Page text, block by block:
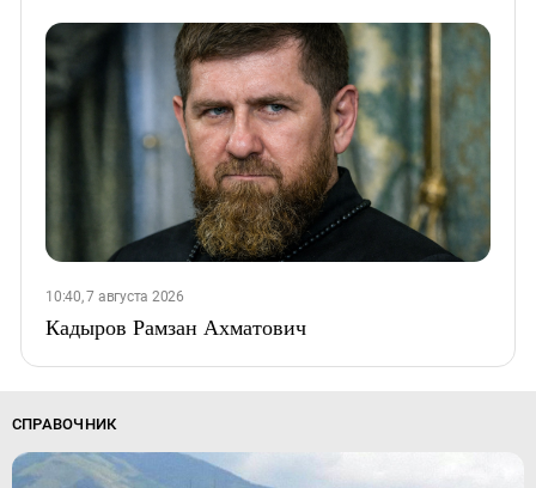
10:40, 7 августа 2026
Кадыров Рамзан Ахматович
СПРАВОЧНИК